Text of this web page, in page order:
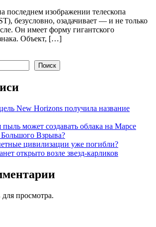
последнем изображении телескопа
безусловно, озадачивает — и не только
Он имеет форму гигантского
Объект, […]
Поиск
New Horizons получила название
пыль может создавать облака на Марсе
Взрыва?
цивилизации уже погибли?
открыто возле звезд-карликов
просмотра.